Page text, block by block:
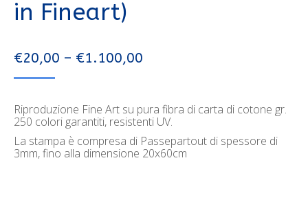
in Fineart)
€20,00 – €1.100,00
Riproduzione Fine Art su pura fibra di carta di cotone gr.
250 colori garantiti, resistenti UV.
La stampa è compresa di Passepartout di spessore di
3mm, fino alla dimensione 20x60cm